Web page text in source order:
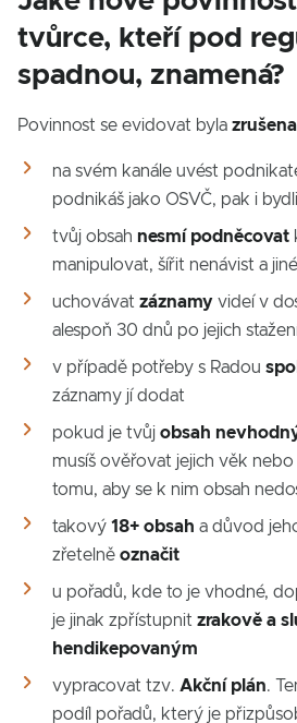
tvůrce, kteří pod
spadnou, znamená?
Povinnost se evidovat byla zrušena
na svém kanále uvést
podnikáš jako OSVČ, pak i
tvůj obsah nesmí podněcovat
manipulovat, šířit nenávist a
uchovávat záznamy videí v
alespoň 30 dnů po jejich
v případě potřeby s Radou
záznamy jí dodat
pokud je tvůj obsah
musíš ověřovat jejich věk
tomu, aby se k nim obsah
takový 18+ obsah a důvod
zřetelně označit
u pořadů, kde to je vhodné,
je jinak zpřístupnit zrakově a
hendikepovaným
vypracovat tzv. Akční plán.
podíl pořadů, který je